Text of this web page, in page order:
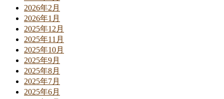
2026年2月
2026年1月
2025年12月
2025年11月
2025年10月
2025年9月
2025年8月
2025年7月
2025年6月